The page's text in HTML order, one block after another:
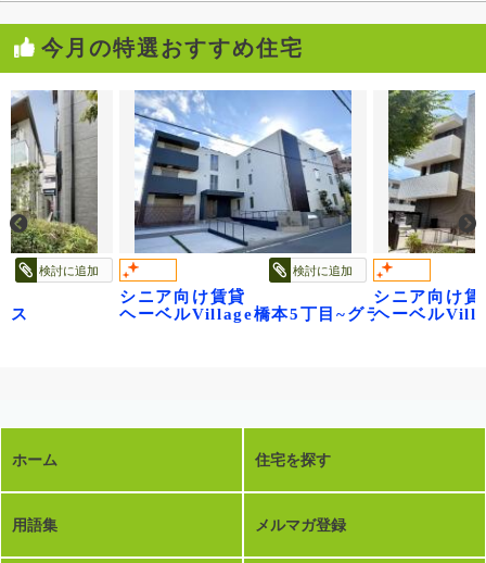
今月の特選おすすめ住宅
ンス武蔵浦和
検討に追加
ス
検討に追加
シニア向け賃貸
ヘーベルVillage橋本5丁目~グランビレッジ
シニア向け賃
ヘーベル
ホーム 住宅を探す
用語集 メルマガ登録